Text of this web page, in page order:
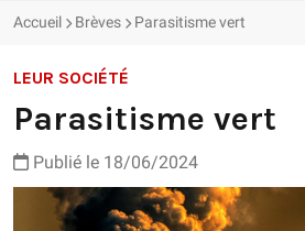
Accueil Brèves Parasitisme vert
LEUR SOCIÉTÉ
Parasitisme vert
Publié le 18/06/2024